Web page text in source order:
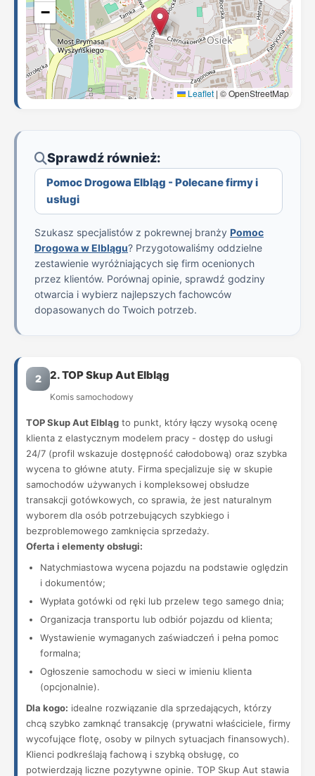
−
Leaflet | © OpenStreetMap
Sprawdź również:
Pomoc Drogowa Elbląg - Polecane firmy i
usługi
Szukasz specjalistów z pokrewnej branży Pomoc
Drogowa w Elblągu? Przygotowaliśmy oddzielne
zestawienie wyróżniających się firm ocenionych
przez klientów. Porównaj opinie, sprawdź godziny
otwarcia i wybierz najlepszych fachowców
dopasowanych do Twoich potrzeb.
2 2. TOP Skup Aut Elbląg
Komis samochodowy
TOP Skup Aut Elbląg to punkt, który łączy wysoką ocenę
klienta z elastycznym modelem pracy - dostęp do usługi
24/7 (profil wskazuje dostępność całodobową) oraz szybka
wycena to główne atuty. Firma specjalizuje się w skupie
samochodów używanych i kompleksowej obsłudze
transakcji gotówkowych, co sprawia, że jest naturalnym
wyborem dla osób potrzebujących szybkiego i
bezproblemowego zamknięcia sprzedaży.
Oferta i elementy obsługi:
Natychmiastowa wycena pojazdu na podstawie oględzin
i dokumentów;
Wypłata gotówki od ręki lub przelew tego samego dnia;
Organizacja transportu lub odbiór pojazdu od klienta;
Wystawienie wymaganych zaświadczeń i pełna pomoc
formalna;
Ogłoszenie samochodu w sieci w imieniu klienta
(opcjonalnie).
Dla kogo: idealne rozwiązanie dla sprzedających, którzy
chcą szybko zamknąć transakcję (prywatni właściciele, firmy
wycofujące flotę, osoby w pilnych sytuacjach finansowych).
Klienci podkreślają fachową i szybką obsługę, co
potwierdzają liczne pozytywne opinie. TOP Skup Aut stawia